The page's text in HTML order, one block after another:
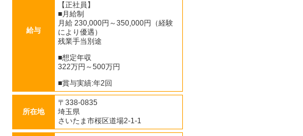
給与
【正社員】
■月給制
月給 230,000円～350,000円（経験
により優遇）
残業手当別途
■想定年収
322万円～500万円
■賞与実績:年2回
所在地
〒338-0835
埼玉県
さいたま市桜区道場2-1-1